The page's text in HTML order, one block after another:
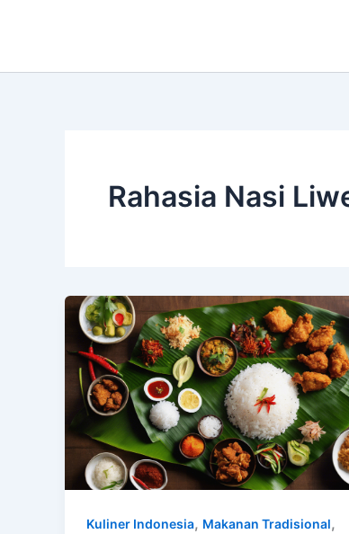
Rahasia Nasi
Kuliner Indonesia, Makanan Tradisional,